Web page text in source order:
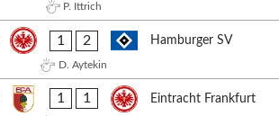
P. Ittrich
1 2 Hamburger SV
D. Aytekin
1 1 Eintracht Frankfurt